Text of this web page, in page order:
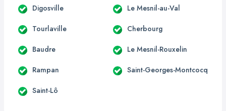
Digosville Le Mesnil-au-Val
Tourlaville Cherbourg
Baudre Le Mesnil-Rouxelin
Rampan Saint-Georges-Montcocq
Saint-Lô